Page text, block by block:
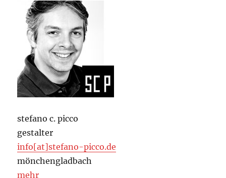
stefano c. picco
gestalter
info[at]stefano-picco.de
mönchengladbach
mehr